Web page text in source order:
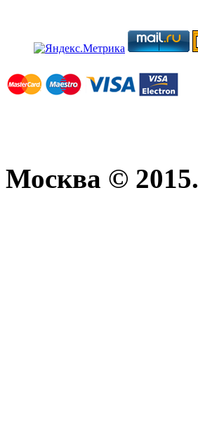
Москва © 2015.